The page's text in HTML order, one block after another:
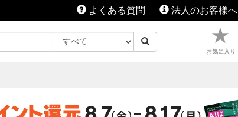
よくある質問 法人のお客様へ
お気に入り